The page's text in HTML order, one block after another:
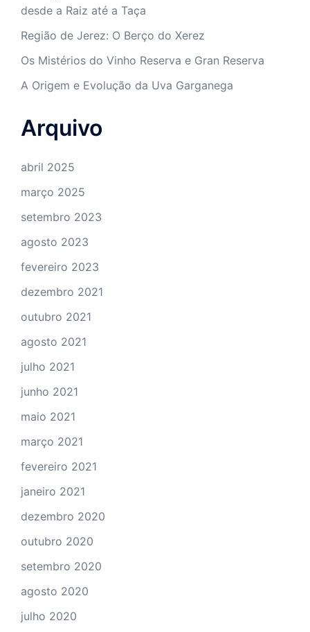
desde a Raiz até a Taça
Região de Jerez: O Berço do Xerez
Os Mistérios do Vinho Reserva e Gran Reserva
A Origem e Evolução da Uva Garganega
Arquivo
abril 2025
março 2025
setembro 2023
agosto 2023
fevereiro 2023
dezembro 2021
outubro 2021
agosto 2021
julho 2021
junho 2021
maio 2021
março 2021
fevereiro 2021
janeiro 2021
dezembro 2020
outubro 2020
setembro 2020
agosto 2020
julho 2020